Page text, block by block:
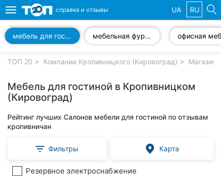
компании
рубрики:
клиники
Toggle
navigation
справка и отзывы UA RU
мебельная фурнитура офисная
мебель для гостиной
ТОП 20 Компании Кропивницкого (Кировоград)
Мебель для гостиной в Кропивницком
(Кировоград)
Рейтинг лучших Салонов мебели для гостиной по отзывам
кропивничан
Фильтры Карта
Резервное электроснабжение